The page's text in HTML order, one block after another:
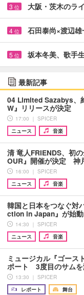
3 位 大阪・茨木のラ
4 位 石田泰尚×渡辺
5 位 坂本冬美、歌手
最新記事
04 Limited Sazabys、
W』リリースが決定
17:00 ｜ SPICER
ニュース
音楽
清 竜人FRIENDS、初
OUR』開催が決定 神
16:00 ｜ SPICER
ニュース
音楽
韓国と日本をつなぐ対
ction in Japan』が始
14:30 ｜ SPICER
ニュース
音楽
ミュージカル『ゴース
ポート 3度目のサム
13:30 ｜ SPICER
レポート
舞台